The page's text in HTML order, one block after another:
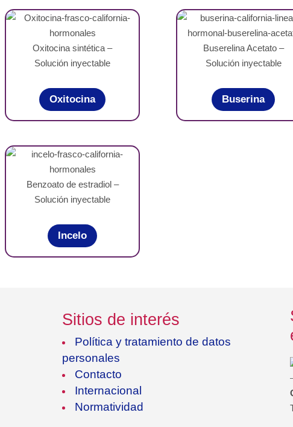
Oxitocina sintética –
Solución inyectable
Oxitocina
Buserelina Acetato –
Solución inyectable
Buserina
Benzoato de estradiol –
Solución inyectable
Incelo
Sitios de interés
Política y tratamiento de datos
personales
Contacto
Internacional
Normatividad